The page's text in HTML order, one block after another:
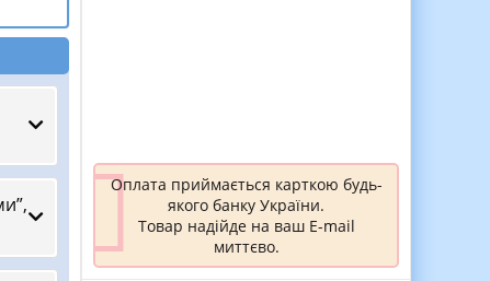
Оплата приймається карткою будь-
якого банку України.
Товар надійде на ваш E-mail
миттєво.